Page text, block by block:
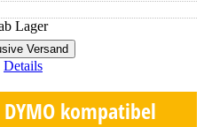
Lager
Versand
Details
DYMO kompatibel